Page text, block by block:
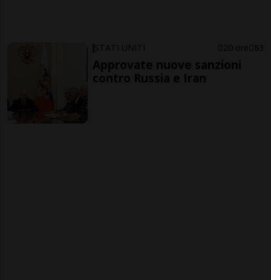
STATI UNITI 20 ore 83
Approvate nuove sanzioni
contro Russia e Iran